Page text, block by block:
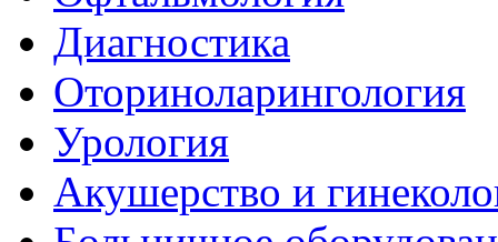
Диагностика
Оториноларингология
Урология
Акушерство и